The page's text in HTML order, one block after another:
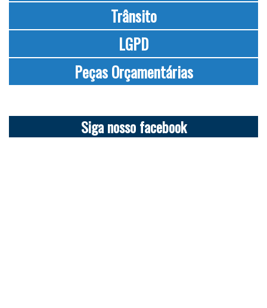
Trânsito
LGPD
Peças Orçamentárias
Siga nosso facebook